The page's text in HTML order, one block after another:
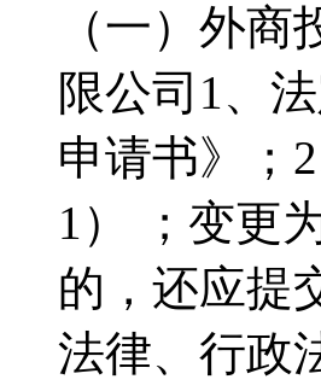
（一）外
限公司1、
申请书》；
1） ；变更
的，还应提
法律、行政